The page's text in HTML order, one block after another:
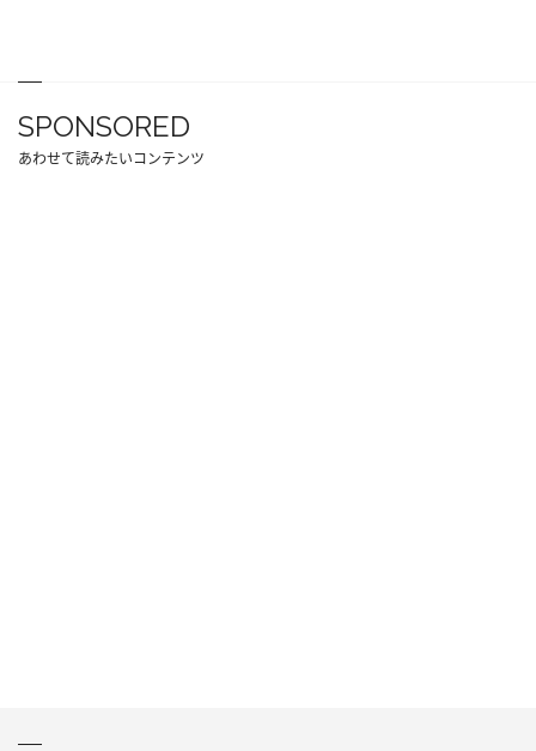
SPONSORED
あわせて読みたいコンテンツ